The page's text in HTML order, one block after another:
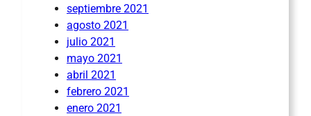
septiembre 2021
agosto 2021
julio 2021
mayo 2021
abril 2021
febrero 2021
enero 2021